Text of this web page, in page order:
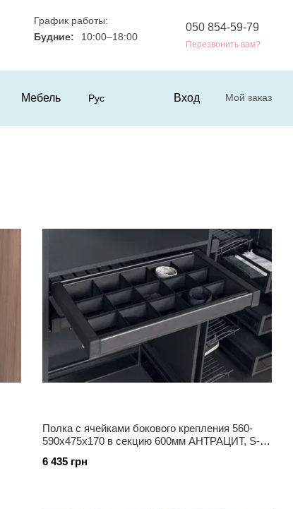
График работы:
Будние:
10:00–18:00
050 854-59-79
Перезвонить вам?
Мебель Рус Вход Мой заказ
Полка с ячейками бокового крепления 560-
590х475х170 в секцию 600мм АНТРАЦИТ, S-
6 435 грн